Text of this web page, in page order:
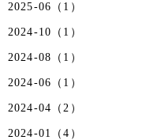
2025-06（1）
2024-10（1）
2024-08（1）
2024-06（1）
2024-04（2）
2024-01（4）